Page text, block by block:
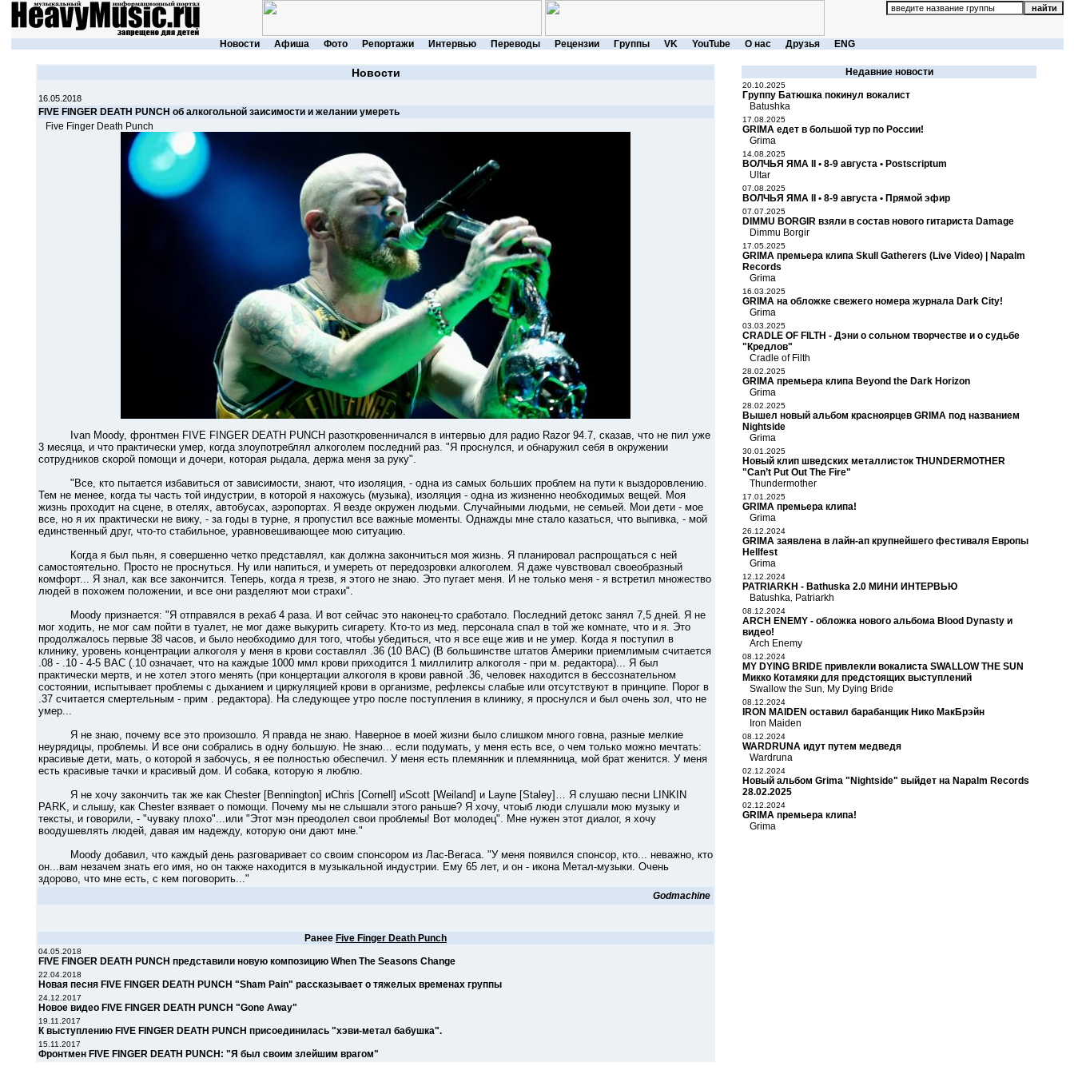
Новости Афиша Фото Репортажи Интервью Переводы Рецензии Группы VK YouTube О нас Друзья ENG
Новости
16.05.2018
FIVE FINGER DEATH PUNCH об алкогольной заисимости и желании умереть
Five Finger Death Punch
Ivan Moody, фронтмен FIVE FINGER DEATH PUNCH разоткровенничался в интервью для радио Razor 94.7, сказав, что не пил уже
3 месяца, и что практически умер, когда злоупотреблял алкоголем последний раз. "Я проснулся, и обнаружил себя в окружении
сотрудников скорой помощи и дочери, которая рыдала, держа меня за руку".
"Все, кто пытается избавиться от зависимости, знают, что изоляция, - одна из самых больших проблем на пути к выздоровлению.
Тем не менее, когда ты часть той индустрии, в которой я нахожусь (музыка), изоляция - одна из жизненно необходимых вещей. Моя
жизнь проходит на сцене, в отелях, автобусах, аэропортах. Я везде окружен людьми. Случайными людьми, не семьей. Мои дети - мое
все, но я их практически не вижу, - за годы в турне, я пропустил все важные моменты. Однажды мне стало казаться, что выпивка, - мой
единственный друг, что-то стабильное, уравновешивающее мою ситуацию.
Когда я был пьян, я совершенно четко представлял, как должна закончиться моя жизнь. Я планировал распрощаться с ней
самостоятельно. Просто не проснуться. Ну или напиться, и умереть от передозровки алкоголем. Я даже чувствовал своеобразный
комфорт... Я знал, как все закончится. Теперь, когда я трезв, я этого не знаю. Это пугает меня. И не только меня - я встретил множество
людей в похожем положении, и все они разделяют мои страхи".
Moody признается: "Я отправялся в рехаб 4 раза. И вот сейчас это наконец-то сработало. Последний детокс занял 7,5 дней. Я не
мог ходить, не мог сам пойти в туалет, не мог даже выкурить сигарету. Кто-то из мед. персонала спал в той же комнате, что и я. Это
продолжалось первые 38 часов, и было необходимо для того, чтобы убедиться, что я все еще жив и не умер. Когда я поступил в
клинику, уровень концентрации алкоголя у меня в крови составлял .36 (10 BAC) (В большинстве штатов Америки приемлимым считается
.08 - .10 - 4-5 BAC (.10 означает, что на каждые 1000 ммл крови приходится 1 миллилитр алкоголя - при м. редактора)... Я был
практически мертв, и не хотел этого менять (при концертации алкоголя в крови равной .36, человек находится в бессознательном
состоянии, испытывает проблемы с дыханием и циркуляцией крови в организме, рефлексы слабые или отсутствуют в принципе. Порог в
.37 считается смертельным - прим . редактора). На следующее утро после поступления в клинику, я проснулся и был очень зол, что не
умер...
Я не знаю, почему все это произошло. Я правда не знаю. Наверное в моей жизни было слишком много говна, разные мелкие
неурядицы, проблемы. И все они собрались в одну большую. Не знаю... если подумать, у меня есть все, о чем только можно мечтать:
красивые дети, мать, о которой я забочусь, я ее полностью обеспечил. У меня есть племянник и племянница, мой брат женится. У меня
есть красивые тачки и красивый дом. И собака, которую я люблю.
Я не хочу закончить так же как Chester [Bennington] иChris [Cornell] иScott [Weiland] и Layne [Staley]… Я слушаю песни LINKIN
PARK, и слышу, как Chester взявает о помощи. Почему мы не слышали этого раньше? Я хочу, чтоыб люди слушали мою музыку и
тексты, и говорили, - "чуваку плохо"...или "Этот мэн преодолел свои проблемы! Вот молодец". Мне нужен этот диалог, я хочу
воодушевлять людей, давая им надежду, которую они дают мне."
Moody добавил, что каждый день разговаривает со своим спонсором из Лас-Вегаса. "У меня появился спонсор, кто... неважно, кто
он...вам незачем знать его имя, но он также находится в музыкальной индустрии. Ему 65 лет, и он - икона Метал-музыки. Очень
здорово, что мне есть, с кем поговорить..."
Godmachine
Ранее Five Finger Death Punch
04.05.2018
FIVE FINGER DEATH PUNCH представили новую композицию When The Seasons Change
22.04.2018
Новая песня FIVE FINGER DEATH PUNCH "Sham Pain" рассказывает о тяжелых временах группы
24.12.2017
Новое видео FIVE FINGER DEATH PUNCH "Gone Away"
19.11.2017
К выступлению FIVE FINGER DEATH PUNCH присоединилась "хэви-метал бабушка".
15.11.2017
Фронтмен FIVE FINGER DEATH PUNCH: "Я был своим злейшим врагом"
Недавние новости
20.10.2025
Группу Батюшка покинул вокалист
Batushka
17.08.2025
GRIMA едет в большой тур по России!
Grima
14.08.2025
ВОЛЧЬЯ ЯМА II • 8-9 августа • Postscriptum
Ultar
07.08.2025
ВОЛЧЬЯ ЯМА II • 8-9 августа • Прямой эфир
07.07.2025
DIMMU BORGIR взяли в состав нового гитариста Damage
Dimmu Borgir
17.05.2025
GRIMA премьера клипа Skull Gatherers (Live Video) | Napalm
Records
Grima
16.03.2025
GRIMA на обложке свежего номера журнала Dark City!
Grima
03.03.2025
CRADLE OF FILTH - Дэни о сольном творчестве и о судьбе
"Кредлов"
Cradle of Filth
28.02.2025
GRIMA премьера клипа Beyond the Dark Horizon
Grima
28.02.2025
Вышел новый альбом красноярцев GRIMA под названием
Nightside
Grima
30.01.2025
Новый клип шведских металлисток THUNDERMOTHER
"Can’t Put Out The Fire"
Thundermother
17.01.2025
GRIMA премьера клипа!
Grima
26.12.2024
GRIMA заявлена в лайн-ап крупнейшего фестиваля Европы
Hellfest
Grima
12.12.2024
PATRIARKH - Bathuska 2.0 МИНИ ИНТЕРВЬЮ
Batushka Patriarkh
08.12.2024
ARCH ENEMY - обложка нового альбома Blood Dynasty и
видео!
Arch Enemy
08.12.2024
MY DYING BRIDE привлекли вокалиста SWALLOW THE SUN
Микко Котамяки для предстоящих выступлений
Swallow the Sun
My Dying Bride
08.12.2024
IRON MAIDEN оставил барабанщик Нико МакБрэйн
Iron Maiden
08.12.2024
WARDRUNA идут путем медведя
Wardruna
02.12.2024
Новый альбом Grima "Nightside" выйдет на Napalm Records
28.02.2025
02.12.2024
GRIMA премьера клипа!
Grima